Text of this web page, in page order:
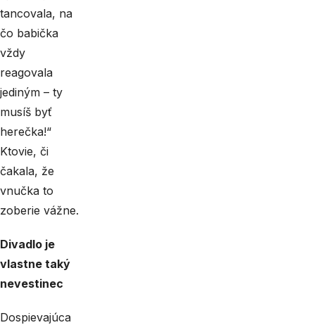
tancovala, na
čo babička
vždy
reagovala
jediným – ty
musíš byť
herečka!“
Ktovie, či
čakala, že
vnučka to
zoberie vážne.
Divadlo je
vlastne taký
nevestinec
Dospievajúca